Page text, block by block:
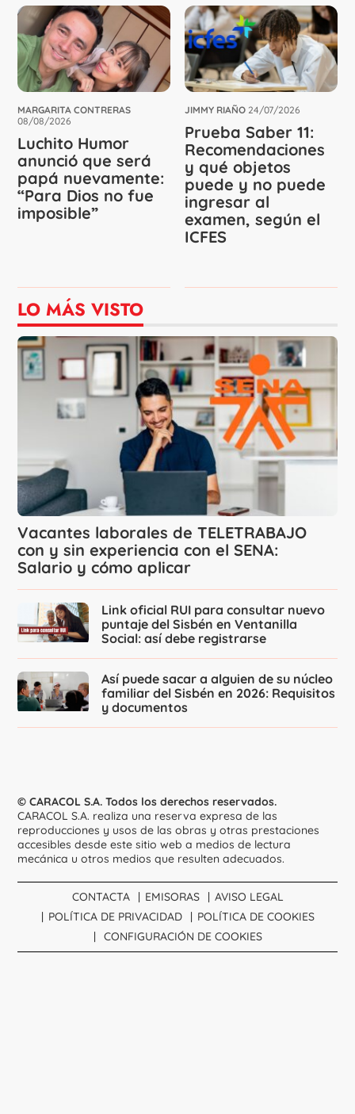
MARGARITA CONTRERAS
08/08/2026
Luchito Humor
anunció que será
papá nuevamente:
“Para Dios no fue
imposible”
JIMMY RIAÑO 24/07/2026
Prueba Saber 11:
Recomendaciones
y qué objetos
puede y no puede
ingresar al
examen, según el
ICFES
LO MÁS VISTO
Vacantes laborales de TELETRABAJO
con y sin experiencia con el SENA:
Salario y cómo aplicar
Link oficial RUI para consultar nuevo
puntaje del Sisbén en Ventanilla
Social: así debe registrarse
Así puede sacar a alguien de su núcleo
familiar del Sisbén en 2026: Requisitos
y documentos
© CARACOL S.A. Todos los derechos reservados.
CARACOL S.A. realiza una reserva expresa de las
reproducciones y usos de las obras y otras prestaciones
accesibles desde este sitio web a medios de lectura
mecánica u otros medios que resulten adecuados.
CONTACTA EMISORAS
AVISO LEGAL
POLÍTICA DE PRIVACIDAD
POLÍTICA DE COOKIES
CONFIGURACIÓN DE COOKIES